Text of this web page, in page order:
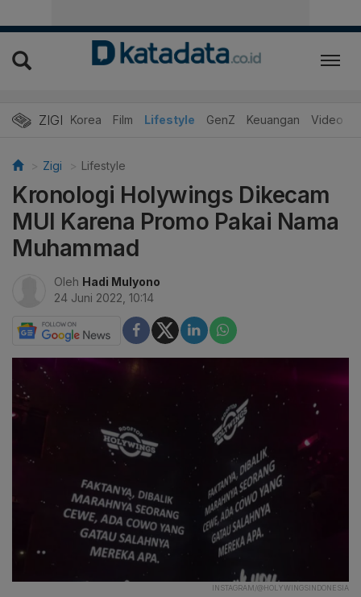
ZIGI
Hits Korea Film Lifestyle GenZ Keuangan Video
Zigi Lifestyle
Kronologi Holywings Dikecam
MUI Karena Promo Pakai Nama
Muhammad
Oleh Hadi Mulyono
24 Juni 2022, 10:14
INSTAGRAM/@HOLYWINGSINDONESIA